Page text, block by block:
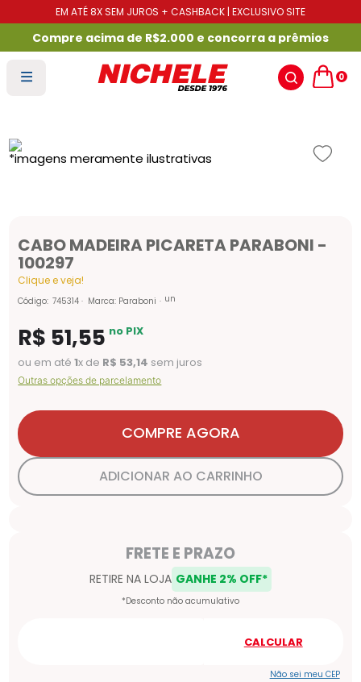
EM ATÉ 8X SEM JUROS + CASHBACK | EXCLUSIVO SITE
Compre acima de R$2.000 e concorra a prêmios
0
CABO MADEIRA PICARETA PARABONI -
100297
Clique e veja!
Código: 745314 Marca: Paraboni un
R$ 51,55 no PIX
ou em até1x de R$ 53,14 sem juros
Outras opções de parcelamento
COMPRE AGORA
ADICIONAR AO CARRINHO
Não sei meu CEP